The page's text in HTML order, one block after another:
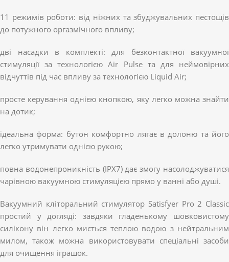
11 режимів роботи: від ніжних та збуджувальних пестощів
до потужного оргазмічного впливу;
дві насадки в комплекті: для безконтактної вакуумної
стимуляції за технологією Air Pulse та для неймовірних
відчуттів під час впливу за технологією Liquid Air;
просте керування однією кнопкою, яку легко можна знайти
на дотик;
ідеальна форма: бутон комфортно лягає в долоню та його
легко утримувати однією рукою;
повна водонепроникність (IPX7) дає змогу насолоджуватися
чарівною вакуумною стимуляцією прямо у ванні або душі.
Вакуумний кліторальний стимулятор Satisfyer Pro 2 Classic
простий у догляді: завдяки гладенькому шовковистому
силікону він легко миється теплою водою з нейтральним
милом, також можна використовувати спеціальні засоби
для очищення іграшок.